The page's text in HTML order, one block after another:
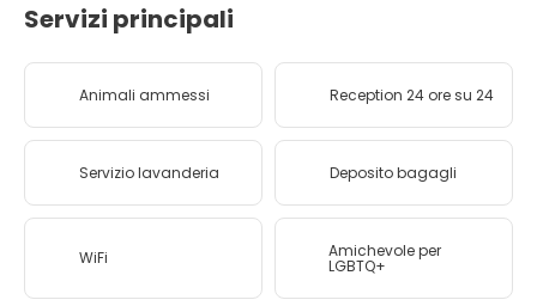
Servizi principali
Animali ammessi Reception 24 ore su 24
Servizio lavanderia Deposito bagagli
WiFi Amichevole per
LGBTQ+